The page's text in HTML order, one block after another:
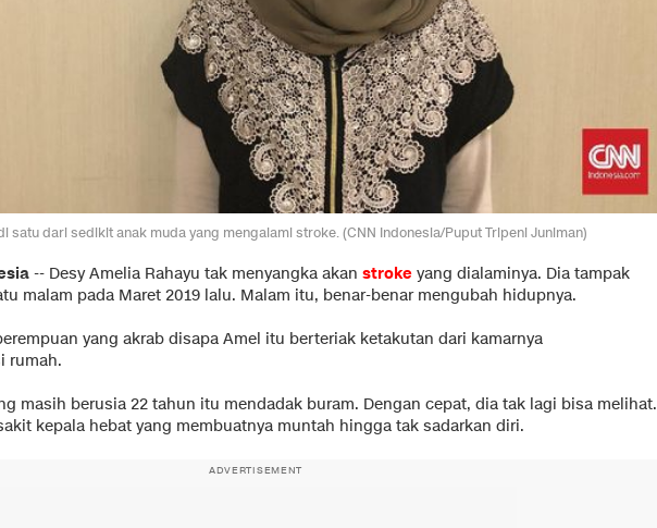
satu dari sedikit anak muda yang mengalami stroke. (CNN Indonesia/Puput Tripeni Juniman)
-- Desy Amelia Rahayu tak menyangka akan stroke yang dialaminya. Dia tampak
malam pada Maret 2019 lalu. Malam itu, benar-benar mengubah hidupnya.
yang akrab disapa Amel itu berteriak ketakutan dari kamarnya
rumah.
masih berusia 22 tahun itu mendadak buram. Dengan cepat, dia tak lagi bisa melihat.
kepala hebat yang membuatnya muntah hingga tak sadarkan diri.
ADVERTISEMENT